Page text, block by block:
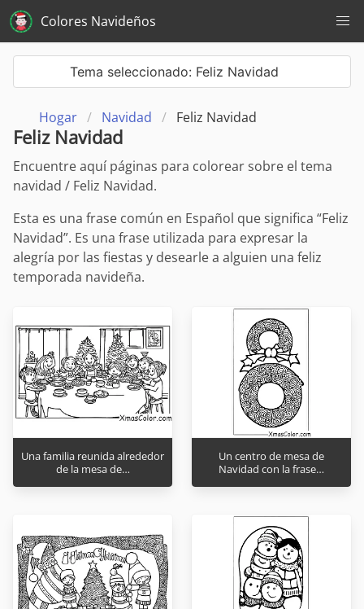
Colores Navideños
Hogar Navidad Feliz Navidad
Tema seleccionado: Feliz Navidad
Feliz Navidad
Encuentre aquí páginas para colorear sobre el tema
navidad / Feliz Navidad.
Esta es una frase común en Español que significa “Feliz
Navidad”. Es una frase utilizada para expresar la
alegría por las fiestas y desearle a alguien una feliz
temporada navideña.
Una familia reunida alrededor
de la mesa de…
Un centro de mesa de
Navidad con la frase…